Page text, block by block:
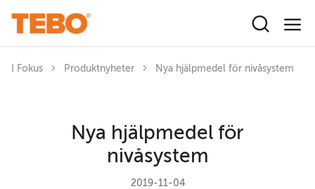
I Fokus Produktnyheter Nya hjälpmedel för nivåsystem
Nya hjälpmedel för
nivåsystem
2019-11-04